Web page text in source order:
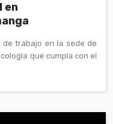
en
de trabajo en la sede de
que cumpla con el